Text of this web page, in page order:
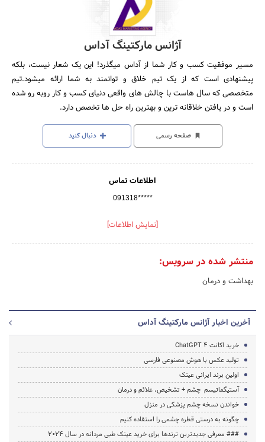
آژانس مارکتینگ آداس
مسیر موفقیت کسب و کار شما از آداس میگذرد! این یک شعار نیست، بلکه
پیشنهادی است که از یک تیم خلاق و توانمند به شما ارائه میشود.تیم
متخصصی که سال هاست با چالش های واقعی دنیای کسب و کار روبه رو شده
است و در یافتن خلاقانه ترین و بهترین راه حل ها تخصص دارد.
صفحه رسمی دنبال کنید
اطلاعات تماس
091318*****
[نمایش اطلاعات]
منتشر شده در سرویس:
بهداشت و درمان
آخرین اخبار آژانس مارکتینگ آداس
خرید اکانت ChatGPT 4
تولید عکس با هوش مصنوعی فارسی
اولین برند ایرانی عینک
آستیگماتیسم چشم + تشخیص، علائم و درمان
خواندن نسخه چشم پزشکی در منزل
چگونه به درستی قطره چشمی را استفاده کنیم
### معرفی جدیدترین ترندها برای خرید عینک طبی مردانه در سال 2024